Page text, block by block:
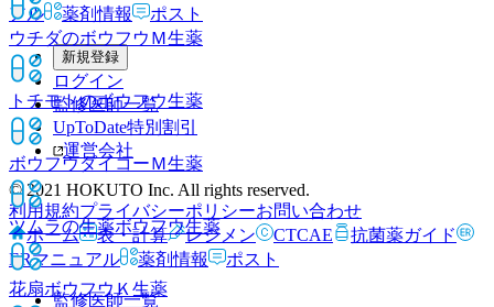
ウチダのボウフウＭ生薬
トチモトのボウフウ生薬
ボウフウダイコーＭ生薬
ツムラの生薬ボウフウ生薬
花扇ボウフウＫ 生薬
アル
薬剤情報 ポスト
新規登録
ログイン
監修医師一覧
UpToDate特別割引
運営会社
© 2021 HOKUTO Inc. All rights reserved.
利用規約プライバシーポリシーお問い合わせ
ホーム
表・計算 レジメン CTCAE
抗菌薬ガイド
ERマニュアル
薬剤情報 ポスト
監修医師一覧